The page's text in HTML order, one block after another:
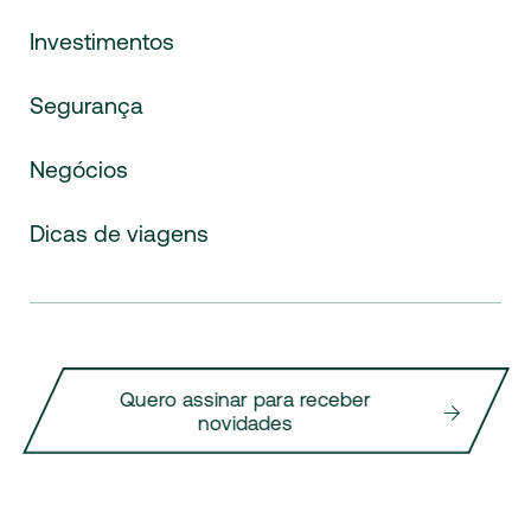
Investimentos
Segurança
Negócios
Dicas de viagens
Quero assinar para receber
novidades